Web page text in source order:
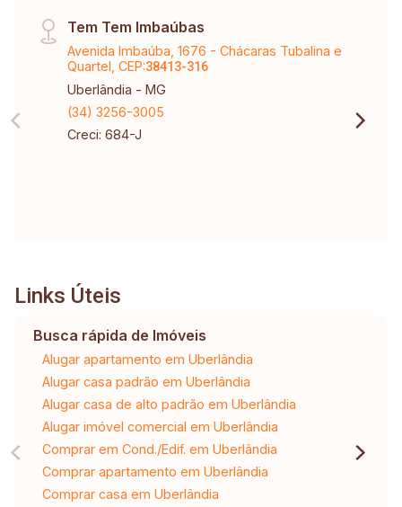
Tem Tem Imbaúbas
Avenida Imbaúba, 1676 - Chácaras Tubalina e
Quartel, CEP:38413-316
Uberlândia - MG
(34) 3256-3005
Creci: 684-J
Links Úteis
Busca rápida de Imóveis
Alugar apartamento em Uberlândia
Alugar casa padrão em Uberlândia
Alugar casa de alto padrão em Uberlândia
Alugar imóvel comercial em Uberlândia
Comprar em Cond./Edif. em Uberlândia
Comprar apartamento em Uberlândia
Comprar casa em Uberlândia